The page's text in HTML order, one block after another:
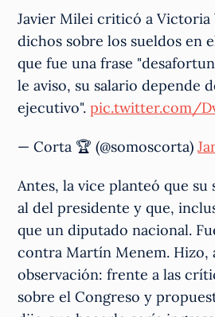
Javier Milei criticó a
dichos sobre los sueldos en
que fue una frase
le aviso, su salario depende
ejecutivo".pic.twitter.com/
— Corta 🏆 (@somoscorta)
Antes, la vice planteó que
al del presidente y que,
que un diputado nacional.
contra Martín Menem. Hizo,
observación: frente a las
sobre el Congreso y